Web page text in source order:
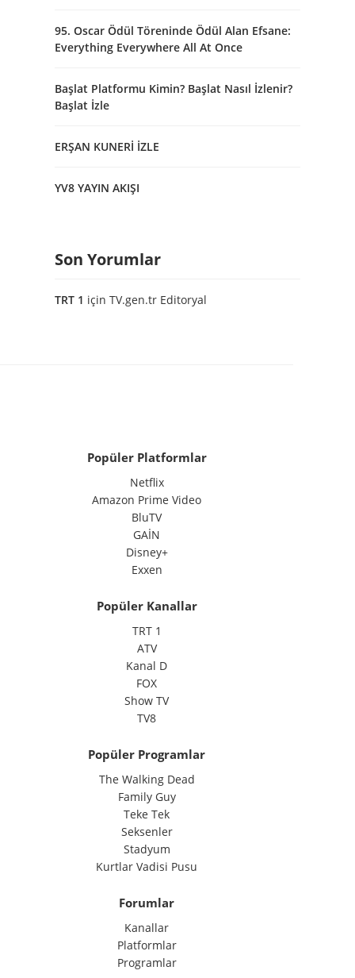
95. Oscar Ödül Töreninde Ödül Alan Efsane:
Everything Everywhere All At Once
Başlat Platformu Kimin? Başlat Nasıl İzlenir?
Başlat İzle
ERŞAN KUNERİ İZLE
YV8 YAYIN AKIŞI
Son Yorumlar
TRT 1 için TV.gen.tr Editoryal
Popüler Platformlar
Netflix
Amazon Prime Video
BluTV
GAİN
Disney+
Exxen
Popüler Kanallar
TRT 1
ATV
Kanal D
FOX
Show TV
TV8
Popüler Programlar
The Walking Dead
Family Guy
Teke Tek
Seksenler
Stadyum
Kurtlar Vadisi Pusu
Forumlar
Kanallar
Platformlar
Programlar